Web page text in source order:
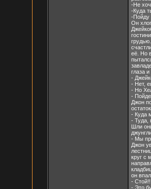
-Не
-Куда
-Пойду
Он
её. Но
глаза
-
- Нет,
- Но
-
Джон
- Куда
- Туда,
Шли
- Мы
Джон
круг с
он
- Стой!!
- Это